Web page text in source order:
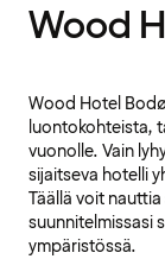
Wood
Wood Hotel
luontokohteista,
vuonolle. Vain
sijaitseva hotelli
Täällä voit
suunnitelmissasi
ympäristössä.